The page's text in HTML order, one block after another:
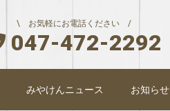
\ お気軽にお電話ください /
047-472-2292
みやけんニュース お知らせ